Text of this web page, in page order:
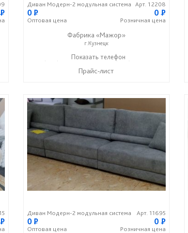
P
Диван Модерн-2 модульная система Арт. 12208
0P
Оптовая цена
0 P
Розничная цена
Фабрика «Мажор»
г.Кузнецк
+7 (999) 611-98-99 ☎+7 (999) 610-99-95
Показать телефон
Прайс-лист
P
Диван Модерн-2 модульная система Арт. 11695
0P
Оптовая цена
0 P
Розничная цена